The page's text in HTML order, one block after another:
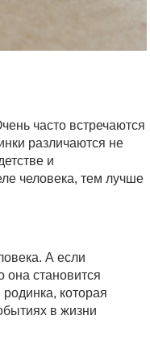
часто встречаются
различаются не
и
человека, тем лучше
А если
она становится
которая
в жизни